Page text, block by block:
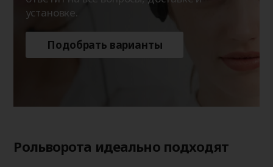
установке.
Подобрать варианты
Рольворота идеально подходят